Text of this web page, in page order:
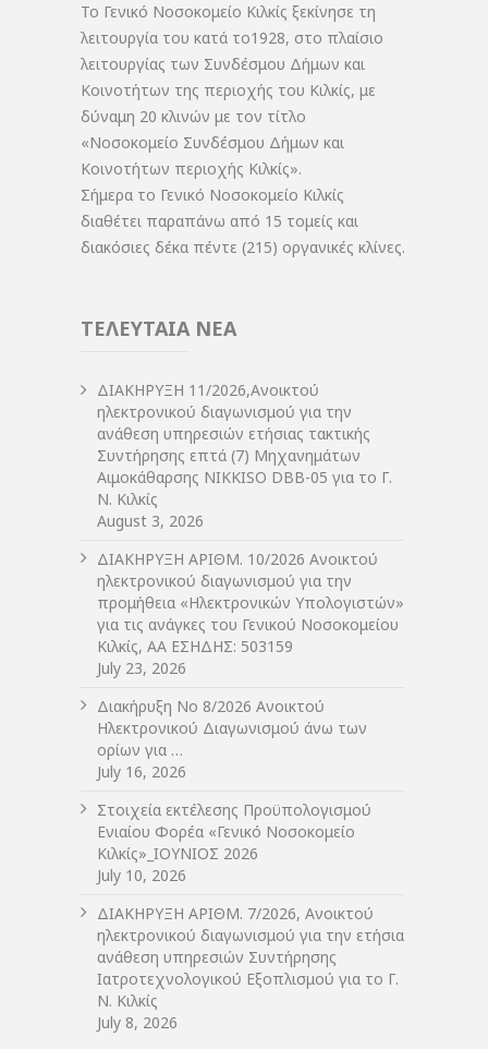
Το Γενικό Νοσοκομείο Κιλκίς ξεκίνησε τη
λειτουργία του κατά το1928, στο πλαίσιο
λειτουργίας των Συνδέσμου Δήμων και
Κοινοτήτων της περιοχής του Κιλκίς, με
δύναμη 20 κλινών με τον τίτλο
«Νοσοκομείο Συνδέσμου Δήμων και
Κοινοτήτων περιοχής Κιλκίς».
Σήμερα το Γενικό Νοσοκομείο Κιλκίς
διαθέτει παραπάνω από 15 τομείς και
διακόσιες δέκα πέντε (215) οργανικές κλίνες.
ΤΕΛΕΥΤΑΙΑ ΝΕΑ
ΔIΑΚΗΡΥΞΗ 11/2026,Ανοικτού
ηλεκτρονικού διαγωνισμού για την
ανάθεση υπηρεσιών ετήσιας τακτικής
Συντήρησης επτά (7) Μηχανημάτων
Αιμοκάθαρσης NIKKISO DBB-05 για το Γ.
Ν. Κιλκίς
August 3, 2026
ΔIΑΚΗΡΥΞΗ ΑΡIΘΜ. 10/2026 Ανοικτού
ηλεκτρονικού διαγωνισμού για την
προμήθεια «Ηλεκτρονικών Υπολογιστών»
για τις ανάγκες του Γενικού Νοσοκομείου
Κιλκίς, ΑΑ ΕΣΗΔΗΣ: 503159
July 23, 2026
Διακήρυξη Νο 8/2026 Ανοικτού
Ηλεκτρονικού Διαγωνισμού άνω των
ορίων για …
July 16, 2026
Στοιχεία εκτέλεσης Προϋπολογισμού
Ενιαίου Φορέα «Γενικό Νοσοκομείο
Κιλκίς»_ΙΟΥΝΙΟΣ 2026
July 10, 2026
ΔIΑΚΗΡΥΞΗ ΑΡIΘΜ. 7/2026, Ανοικτού
ηλεκτρονικού διαγωνισμού για την ετήσια
ανάθεση υπηρεσιών Συντήρησης
Ιατροτεχνολογικού Εξοπλισμού για το Γ.
Ν. Κιλκίς
July 8, 2026